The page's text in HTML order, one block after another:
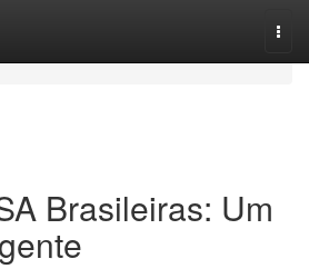
Brasileiras: Um